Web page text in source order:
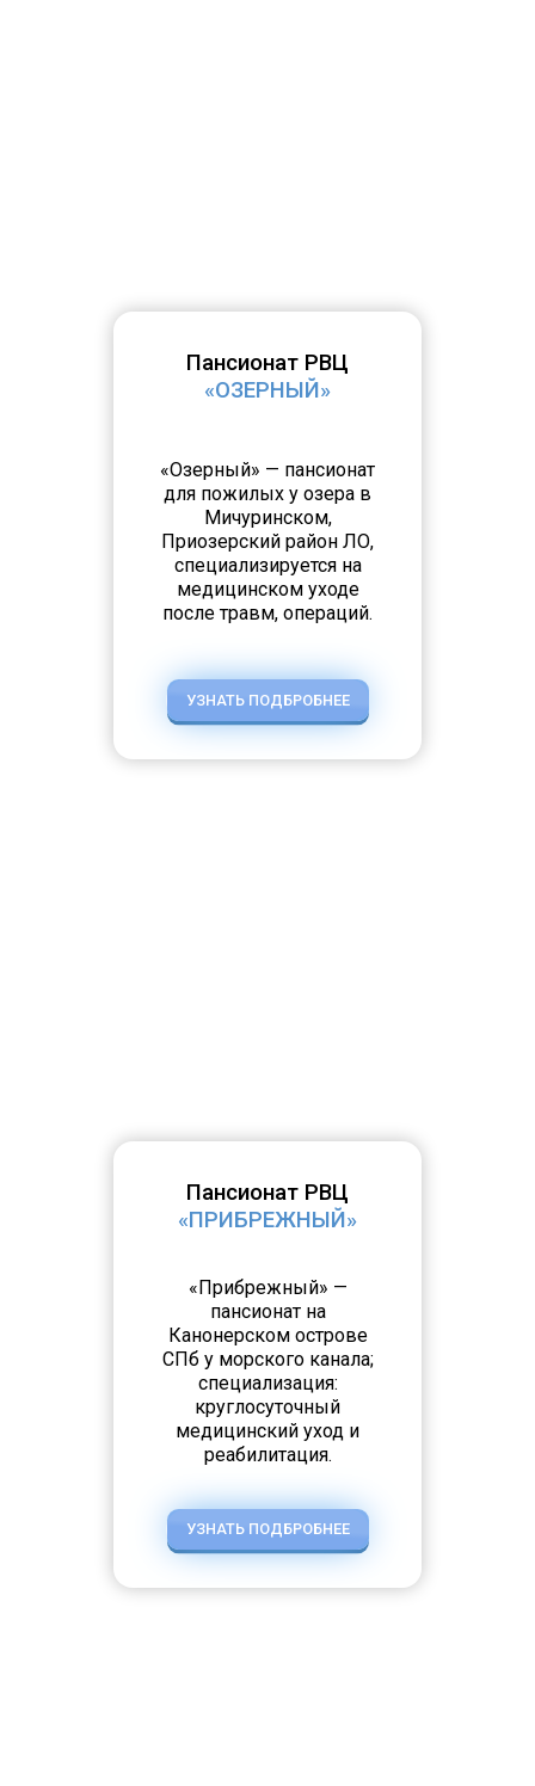
Пансионат РВЦ
«ОЗЕРНЫЙ»
«Озерный» — пансионат
для пожилых у озера в
Мичуринском,
Приозерский район ЛО,
специализируется на
медицинском уходе
после травм, операций.
УЗНАТЬ ПОДБРОБНЕЕ
Пансионат РВЦ
«ПРИБРЕЖНЫЙ»
«Прибрежный» —
пансионат на
Канонерском острове
СПб у морского канала;
специализация:
круглосуточный
медицинский уход и
реабилитация.
УЗНАТЬ ПОДБРОБНЕЕ